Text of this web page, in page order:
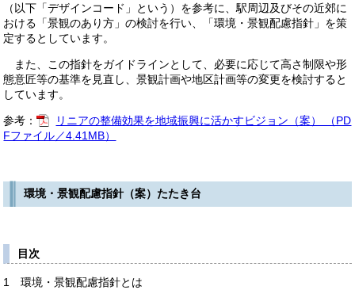
（以下「デザインコード」という）を参考に、駅周辺及びその近郊に
おける「景観のあり方」の検討を行い、「環境・景観配慮指針」を策
定するとしています。
また、この指針をガイドラインとして、必要に応じて高さ制限や形
態意匠等の基準を見直し、景観計画や地区計画等の変更を検討すると
しています。
参考：
リニアの整備効果を地域振興に活かすビジョン（案） （PD
Fファイル／4.41MB）
環境・景観配慮指針（案）たたき台
目次
1 環境・景観配慮指針とは